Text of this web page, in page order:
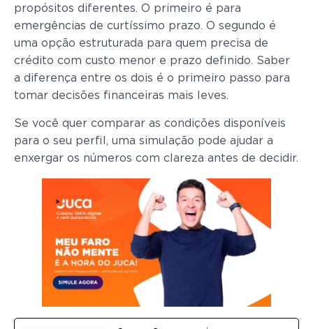
propósitos diferentes. O primeiro é para
emergências de curtíssimo prazo. O segundo é
uma opção estruturada para quem precisa de
crédito com custo menor e prazo definido. Saber
a diferença entre os dois é o primeiro passo para
tomar decisões financeiras mais leves.
Se você quer comparar as condições disponíveis
para o seu perfil, uma simulação pode ajudar a
enxergar os números com clareza antes de decidir.